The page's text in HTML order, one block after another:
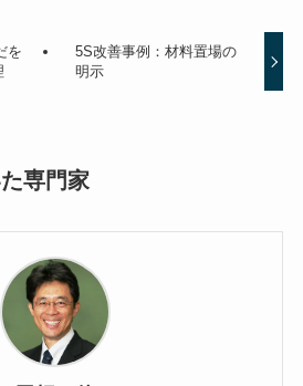
を
5S改善事例：材料置場の
明示
専門家